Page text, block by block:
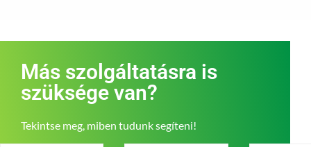
Más szolgáltatásra is
szüksége van?
Tekintse meg, miben tudunk segíteni!